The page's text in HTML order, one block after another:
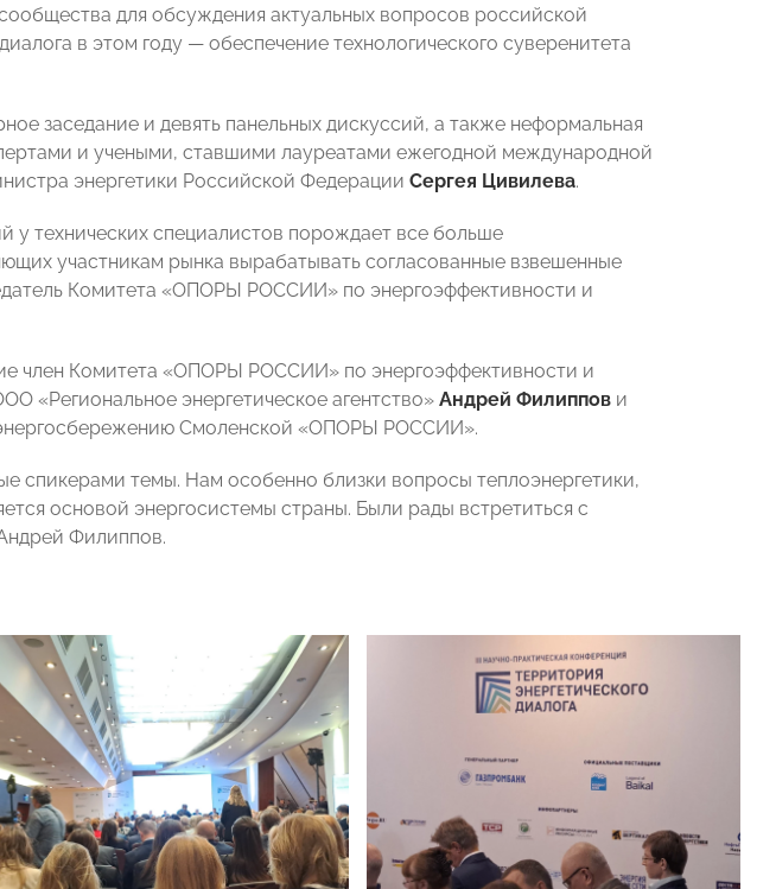
для обсуждения актуальных вопросов российской
в этом году — обеспечение технологического суверенитета
заседание и девять панельных дискуссий, а также неформальная
и учеными, ставшими лауреатами ежегодной международной
энергетики Российской Федерации Сергея Цивилева.
у технических специалистов порождает все больше
участникам рынка вырабатывать согласованные взвешенные
Комитета «ОПОРЫ РОССИИ» по энергоэффективности и
член Комитета «ОПОРЫ РОССИИ» по энергоэффективности и
«Региональное энергетическое агентство» Андрей Филиппов и
Смоленской «ОПОРЫ РОССИИ».
спикерами темы. Нам особенно близки вопросы теплоэнергетики,
основой энергосистемы страны. Были рады встретиться с
Филиппов.